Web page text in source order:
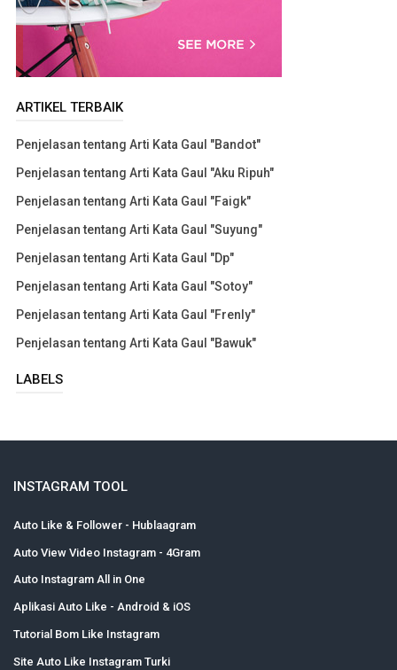
ARTIKEL TERBAIK
Penjelasan tentang Arti Kata Gaul "Bandot"
Penjelasan tentang Arti Kata Gaul "Aku Ripuh"
Penjelasan tentang Arti Kata Gaul "Faigk"
Penjelasan tentang Arti Kata Gaul "Suyung"
Penjelasan tentang Arti Kata Gaul "Dp"
Penjelasan tentang Arti Kata Gaul "Sotoy"
Penjelasan tentang Arti Kata Gaul "Frenly"
Penjelasan tentang Arti Kata Gaul "Bawuk"
LABELS
INSTAGRAM TOOL
Auto Like & Follower - Hublaagram
Auto View Video Instagram - 4Gram
Auto Instagram All in One
Aplikasi Auto Like - Android & iOS
Tutorial Bom Like Instagram
Site Auto Like Instagram Turki